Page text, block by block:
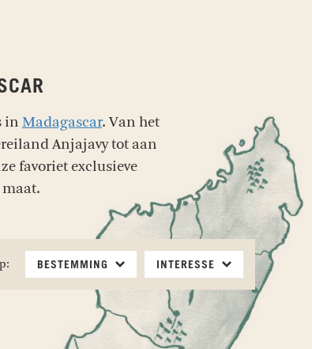
in Madagascar. Van het
Anjajavy tot aan
favoriet exclusieve
BESTEMMING INTERESSE